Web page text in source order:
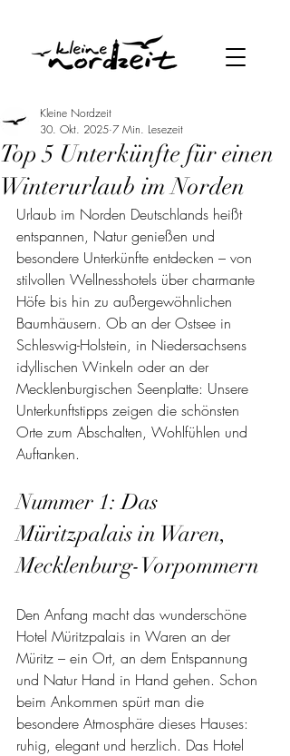
Top 5 Unterkünfte für einen
Winterurlaub im Norden
Kleine Nordzeit
30. Okt. 2025 7 Min. Lesezeit
Urlaub im Norden Deutschlands heißt
entspannen, Natur genießen und
besondere Unterkünfte entdecken – von
stilvollen Wellnesshotels über charmante
Höfe bis hin zu außergewöhnlichen
Baumhäusern. Ob an der Ostsee in
Schleswig-Holstein, in Niedersachsens
idyllischen Winkeln oder an der
Mecklenburgischen Seenplatte: Unsere
Unterkunftstipps zeigen die schönsten
Orte zum Abschalten, Wohlfühlen und
Auftanken.
Nummer 1: Das
Müritzpalais in Waren,
Mecklenburg-Vorpommern
Den Anfang macht das wunderschöne
Hotel Müritzpalais in Waren an der
Müritz – ein Ort, an dem Entspannung
und Natur Hand in Hand gehen. Schon
beim Ankommen spürt man die
besondere Atmosphäre dieses Hauses:
ruhig, elegant und herzlich. Das Hotel